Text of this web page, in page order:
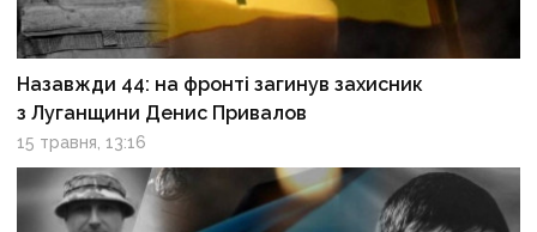
Назавжди 44: на фронті загинув захисник
з Луганщини Денис Привалов
15 травня, 13:16